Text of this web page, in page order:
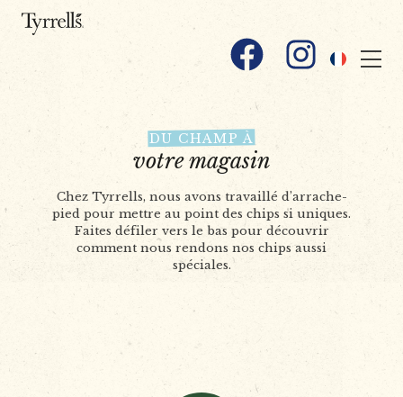
Skip to content
FacebookInstagram
DU CHAMP À
votre magasin
Chez Tyrrells, nous avons travaillé d’arrache-
pied pour mettre au point des chips si uniques.
Faites défiler vers le bas pour découvrir
comment nous rendons nos chips aussi
spéciales.